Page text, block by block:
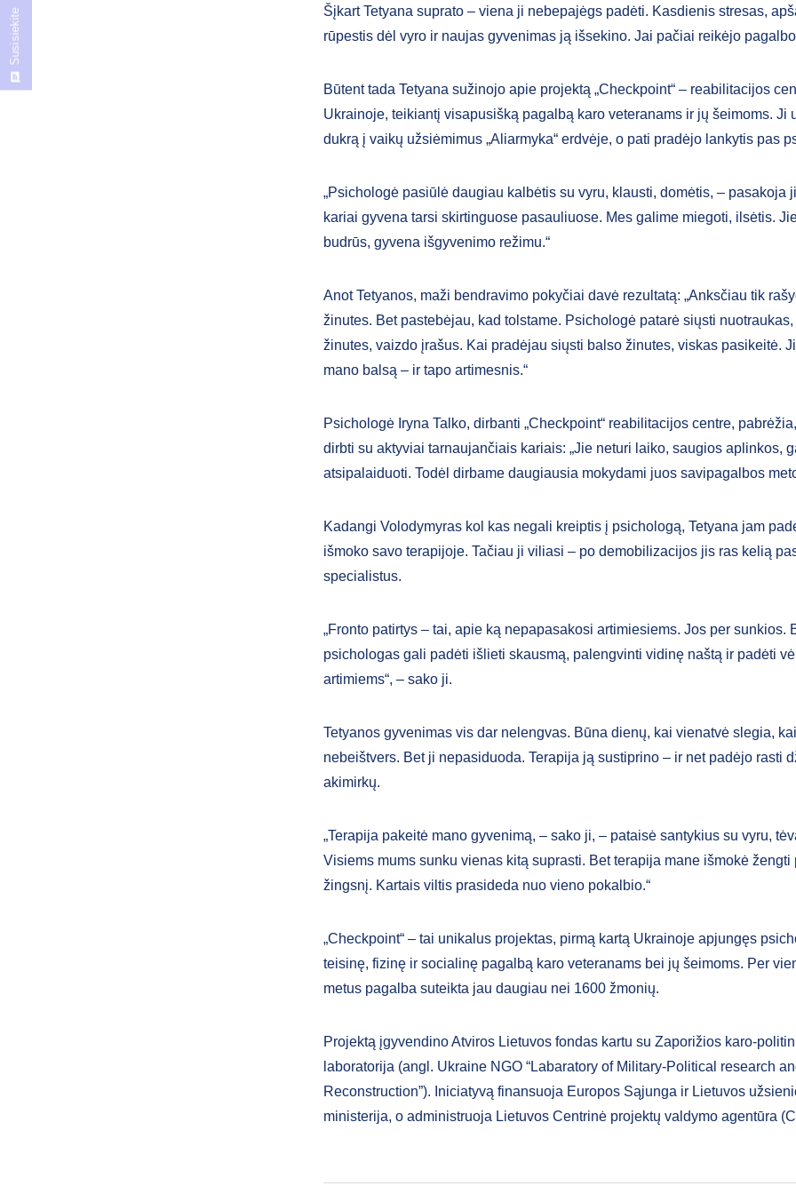
Šįkart Tetyana suprato – viena ji nebepajėgs padėti. Kasdienis stresas,
rūpestis dėl vyro ir naujas gyvenimas ją išsekino. Jai pačiai reikėjo
Būtent tada Tetyana sužinojo apie projektą „Checkpoint“ – reabilitacijos
Ukrainoje, teikiantį visapusišką pagalbą karo veteranams ir jų šeimoms. Ji
dukrą į vaikų užsiėmimus „Aliarmyka“ erdvėje, o pati pradėjo lankytis pas
„Psichologė pasiūlė daugiau kalbėtis su vyru, klausti, domėtis, – pasakoja
kariai gyvena tarsi skirtinguose pasauliuose. Mes galime miegoti, ilsėtis.
budrūs, gyvena išgyvenimo režimu.“
Anot Tetyanos, maži bendravimo pokyčiai davė rezultatą: „Anksčiau tik
žinutes. Bet pastebėjau, kad tolstame. Psichologė patarė siųsti
žinutes, vaizdo įrašus. Kai pradėjau siųsti balso žinutes, viskas pasikeitė.
mano balsą – ir tapo artimesnis.“
Psichologė Iryna Talko, dirbanti „Checkpoint“ reabilitacijos centre,
dirbti su aktyviai tarnaujančiais kariais: „Jie neturi laiko, saugios aplinkos,
atsipalaiduoti. Todėl dirbame daugiausia mokydami juos savipagalbos
Kadangi Volodymyras kol kas negali kreiptis į psichologą, Tetyana jam
išmoko savo terapijoje. Tačiau ji viliasi – po demobilizacijos jis ras kelią
specialistus.
„Fronto patirtys – tai, apie ką nepapasakosi artimiesiems. Jos per sunkios.
psichologas gali padėti išlieti skausmą, palengvinti vidinę naštą ir padėti
artimiems“, – sako ji.
Tetyanos gyvenimas vis dar nelengvas. Būna dienų, kai vienatvė slegia,
nebeištvers. Bet ji nepasiduoda. Terapija ją sustiprino – ir net padėjo rasti
akimirkų.
„Terapija pakeitė mano gyvenimą, – sako ji, – pataisė santykius su vyru,
Visiems mums sunku vienas kitą suprasti. Bet terapija mane išmokė žengti
žingsnį. Kartais viltis prasideda nuo vieno pokalbio.“
„Checkpoint“ – tai unikalus projektas, pirmą kartą Ukrainoje apjungęs
teisinę, fizinę ir socialinę pagalbą karo veteranams bei jų šeimoms. Per
metus pagalba suteikta jau daugiau nei 1600 žmonių.
Projektą įgyvendino Atviros Lietuvos fondas kartu su Zaporižios karo-
laboratorija (angl. Ukraine NGO “Labaratory of Military-Political research
Reconstruction”). Iniciatyvą finansuoja Europos Sąjunga ir Lietuvos
ministerija, o administruoja Lietuvos Centrinė projektų valdymo agentūra
Susisiekite